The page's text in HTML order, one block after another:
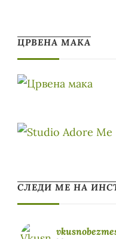
ЦРВЕНА МАКА
СЛЕДИ МЕ НА